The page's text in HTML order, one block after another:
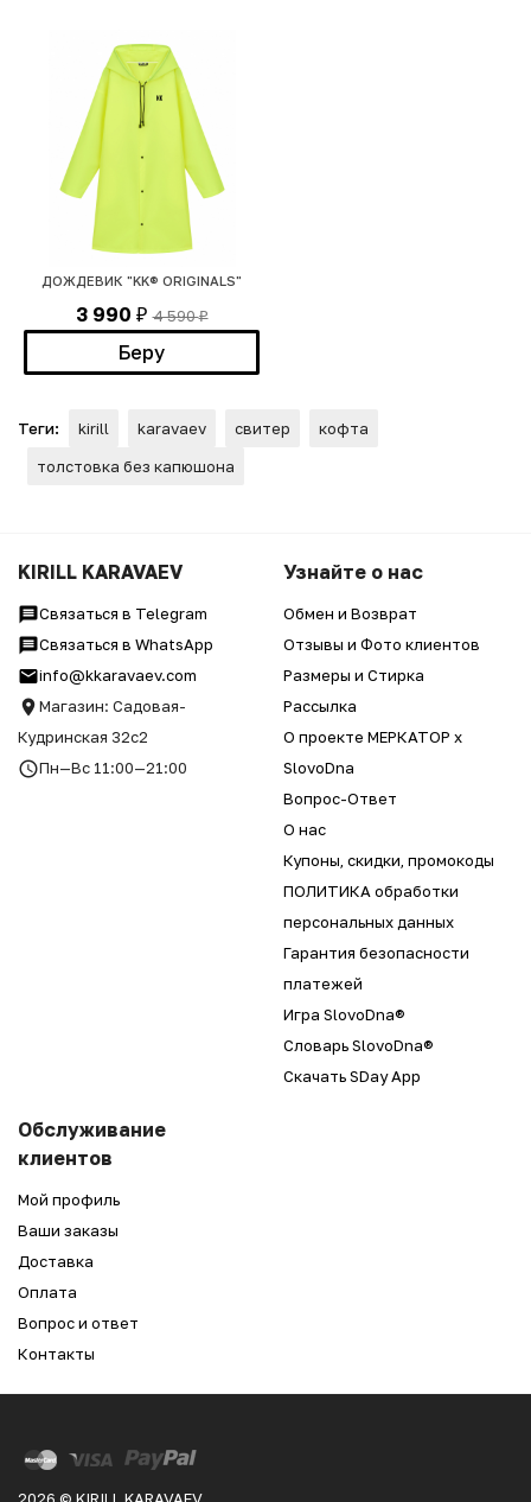
ДОЖДЕВИК "KK® ORIGINALS"
3 990 ₽ 4 590₽
Беру
Теги: kirill karavaev свитер
кофта
толстовка без капюшона
KIRILL KARAVAEV
Связаться в Telegram
Связаться в WhatsApp
info@kkaravaev.com
Магазин: Садовая-
Кудринская 32с2
Пн—Вс 11:00—21:00
Узнайте о нас
Обмен и Возврат
Отзывы и Фото клиентов
Размеры и Стирка
Рассылка
О проекте МЕРКАТОР x
SlovoDna
Вопрос-Ответ
О нас
Купоны, скидки, промокоды
ПОЛИТИКА обработки
персональных данных
Гарантия безопасности
платежей
Игра SlovoDna®
Словарь SlovoDna®
Скачать SDay App
Обслуживание
клиентов
Мой профиль
Ваши заказы
Доставка
Оплата
Вопрос и ответ
Контакты
2026 © KIRILL KARAVAEV